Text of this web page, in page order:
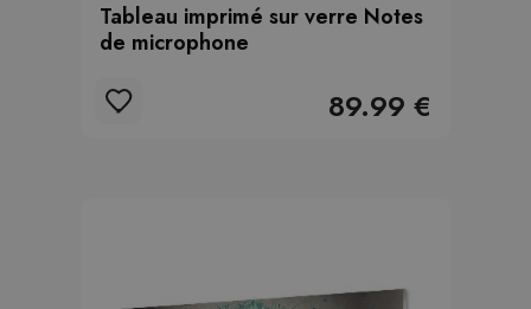
Tableau imprimé sur verre Notes
de microphone
89.99 €